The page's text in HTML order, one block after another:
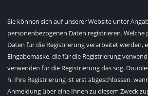
Sie können sich auf unserer Website unter
personenbezogenen Daten registrieren. Welche
Daten für die Registrierung verarbeitet werden,
Eingabemaske, die für die Registrierung
verwenden für die Registrierung das sog.
h. Ihre Registrierung ist erst abgeschlossen,
Anmeldung über eine Ihnen zu diesem Zweck